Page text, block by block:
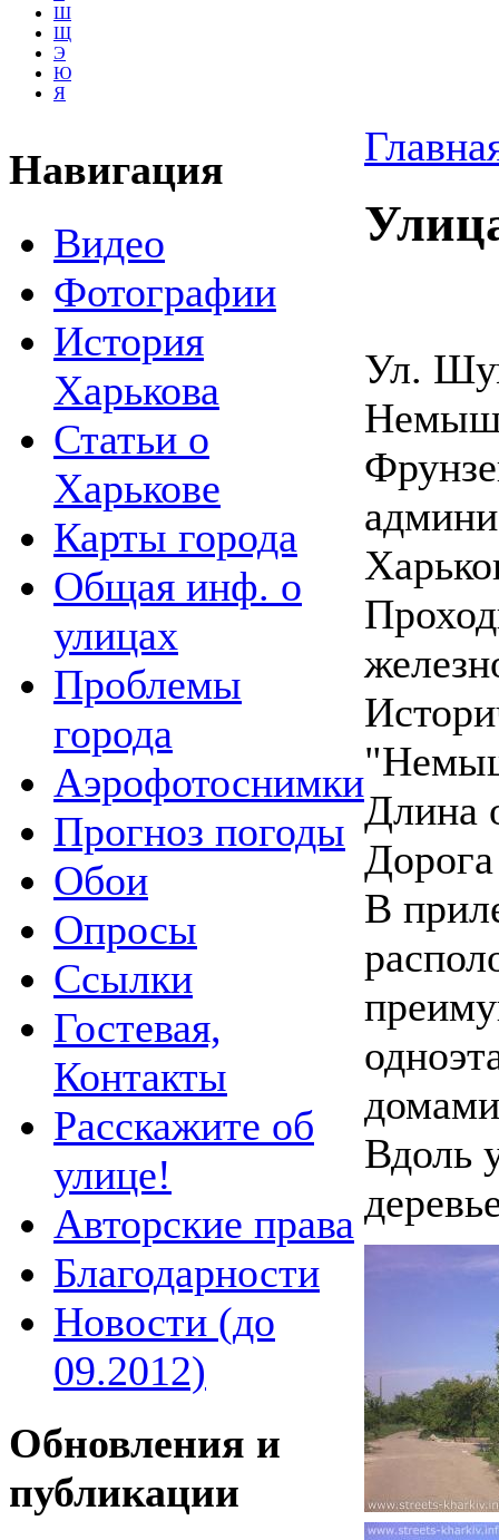
Ш
Щ
Э
Ю
Я
Навигация
Видео
Фотографии
История
Харькова
Статьи о
Харькове
Карты города
Общая инф. о
улицах
Проблемы
города
Аэрофотоснимки
Прогноз погоды
Обои
Опросы
Ссылки
Гостевая,
Контакты
Расскажите об
улице!
Авторские права
Благодарности
Новости (до
09.2012)
Обновления и
публикации
Ул.
Длина
В
Вдоль